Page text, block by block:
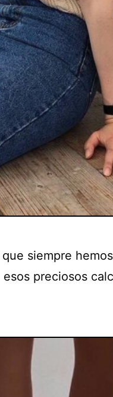
siempre
esos preciosos